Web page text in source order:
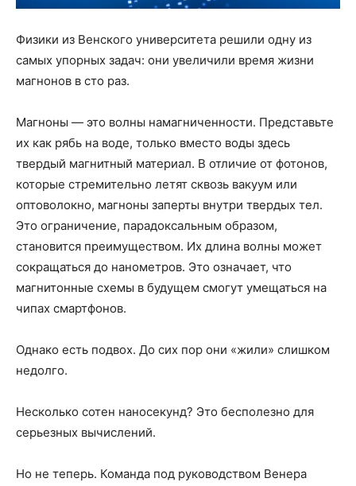
Физики из Венского университета решили одну из
самых упорных задач: они увеличили время жизни
магнонов в сто раз.
Магноны — это волны намагниченности. Представьте
их как рябь на воде, только вместо воды здесь
твердый магнитный материал. В отличие от фотонов,
которые стремительно летят сквозь вакуум или
оптоволокно, магноны заперты внутри твердых тел.
Это ограничение, парадоксальным образом,
становится преимуществом. Их длина волны может
сокращаться до нанометров. Это означает, что
магнитонные схемы в будущем смогут умещаться на
чипах смартфонов.
Однако есть подвох. До сих пор они «жили» слишком
недолго.
Несколько сотен наносекунд? Это бесполезно для
серьезных вычислений.
Но не теперь. Команда под руководством Венера